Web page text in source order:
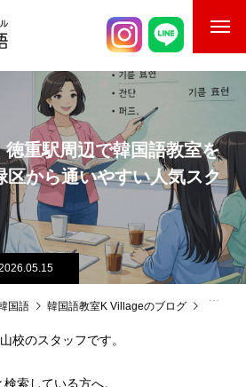
重駅周辺で韓国語教室を
区から通いやすい人気スク
国語 韓国語教室K Villageのブログ
校のスタッフです。